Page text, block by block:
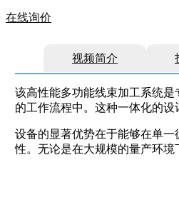
在线询价
视频简介
该高性能多功能线束加工系统
的工作流程中。这种一体化的
设备的显著优势在于能够在单
性。无论是在大规模的量产环